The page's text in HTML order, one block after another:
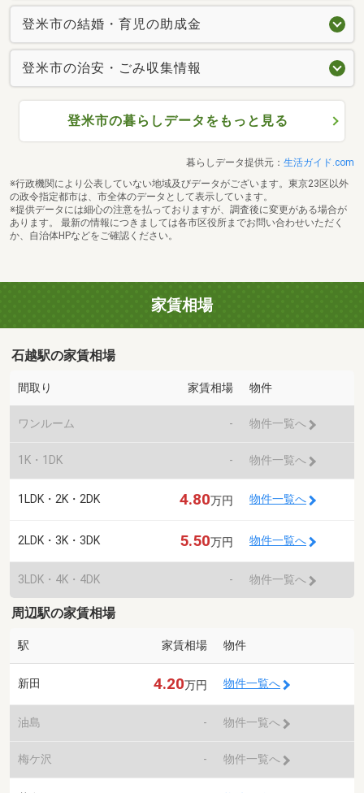
登米市の結婚・育児の助成金
登米市の治安・ごみ収集情報
登米市の暮らしデータをもっと見る
暮らしデータ提供元： 生活ガイド.com
※行政機関により公表していない地域及びデータがございます。東京23区以外
の政令指定都市は、市全体のデータとして表示しています。
※提供データには細心の注意を払っておりますが、調査後に変更がある場合が
あります。 最新の情報につきましては各市区役所までお問い合わせいただく
か、自治体HPなどをご確認ください。
家賃相場
石越駅の家賃相場
間取り 家賃相場 物件
ワンルーム - 物件一覧へ
1K・1DK - 物件一覧へ
1LDK・2K・2DK 4.80万円 物件一覧へ
2LDK・3K・3DK 5.50万円 物件一覧へ
3LDK・4K・4DK - 物件一覧へ
周辺駅の家賃相場
駅 家賃相場 物件
新田 4.20万円 物件一覧へ
油島 - 物件一覧へ
梅ケ沢 - 物件一覧へ